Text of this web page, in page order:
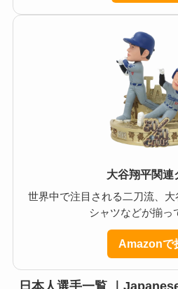
大谷翔平関連
世界中で注目される二刀流、
シャツなどが揃っ
Amazonで